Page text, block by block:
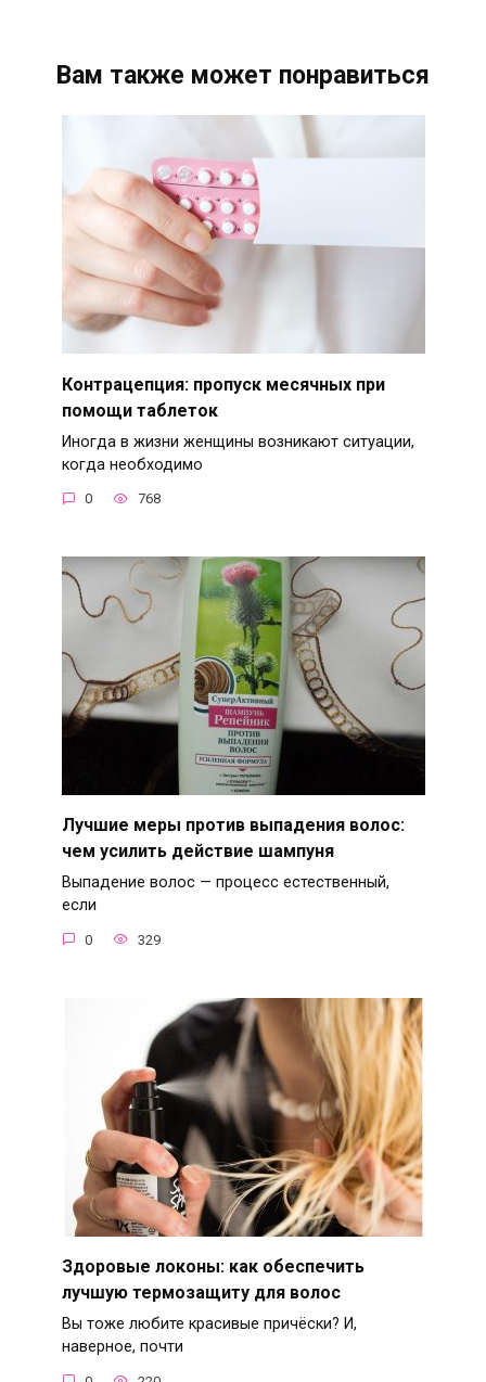
Вам также может понравиться
Контрацепция: пропуск месячных при
помощи таблеток
Иногда в жизни женщины возникают ситуации,
когда необходимо
0 768
Лучшие меры против выпадения волос:
чем усилить действие шампуня
Выпадение волос — процесс естественный,
если
0 329
Здоровые локоны: как обеспечить
лучшую термозащиту для волос
Вы тоже любите красивые причёски? И,
наверное, почти